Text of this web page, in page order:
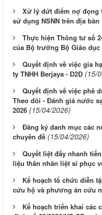
Xử lý dứt điểm nợ đọng
sử dụng NSNN trên địa bàn
Thực hiện Thông tư số
của Bộ trưởng Bộ Giáo dục
Quyết định về việc gia
ty TNHH Berjaya - D2D (15/
Quyết định về việc phê
Theo dõi - Đánh giá nước
2026 (15/04/2026)
Đăng ký danh mục các
chuyên đề (15/04/2026)
Quyết liệt đẩy nhanh
liệu thân nhân liệt sĩ phục
Kế hoạch tổ chức diễn
cứu hộ và phương án cứu
Kế hoạch triển khai các